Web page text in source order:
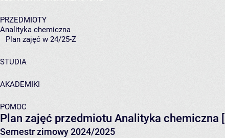
PRZEDMIOTY
Analityka chemiczna
Plan zajęć w 24/25-Z
STUDIA
AKADEMIKI
POMOC
Plan zajęć przedmiotu Analityka chemiczna
Semestr zimowy 2024/2025